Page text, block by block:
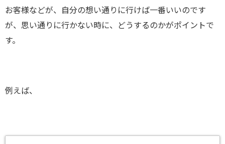
お客様などが、自分の想い通りに行けば一番いいのです
が、思い通りに行かない時に、どうするのかがポイントで
す。
例えば、